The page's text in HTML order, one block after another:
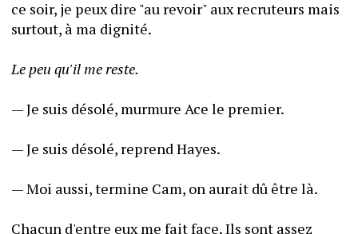
ce soir, je peux dire "au revoir" aux recruteurs mais
surtout, à ma dignité.
— Je suis désolé, murmure Ace le premier.
— Je suis désolé, reprend Hayes.
— Moi aussi, termine Cam, on aurait dû être là.
Chacun d'entre eux me fait face. Ils sont assez